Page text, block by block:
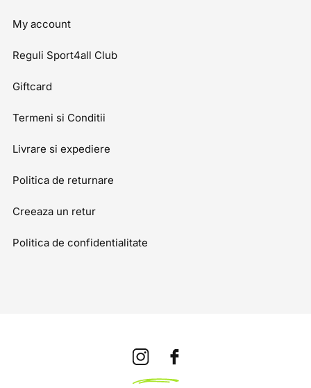
My account
Reguli Sport4all Club
Giftcard
Termeni si Conditii
Livrare si expediere
Politica de returnare
Creeaza un retur
Politica de confidentialitate